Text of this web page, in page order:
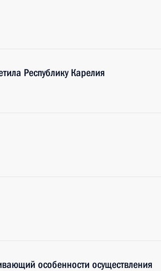
Республику Карелия
особенности осуществления